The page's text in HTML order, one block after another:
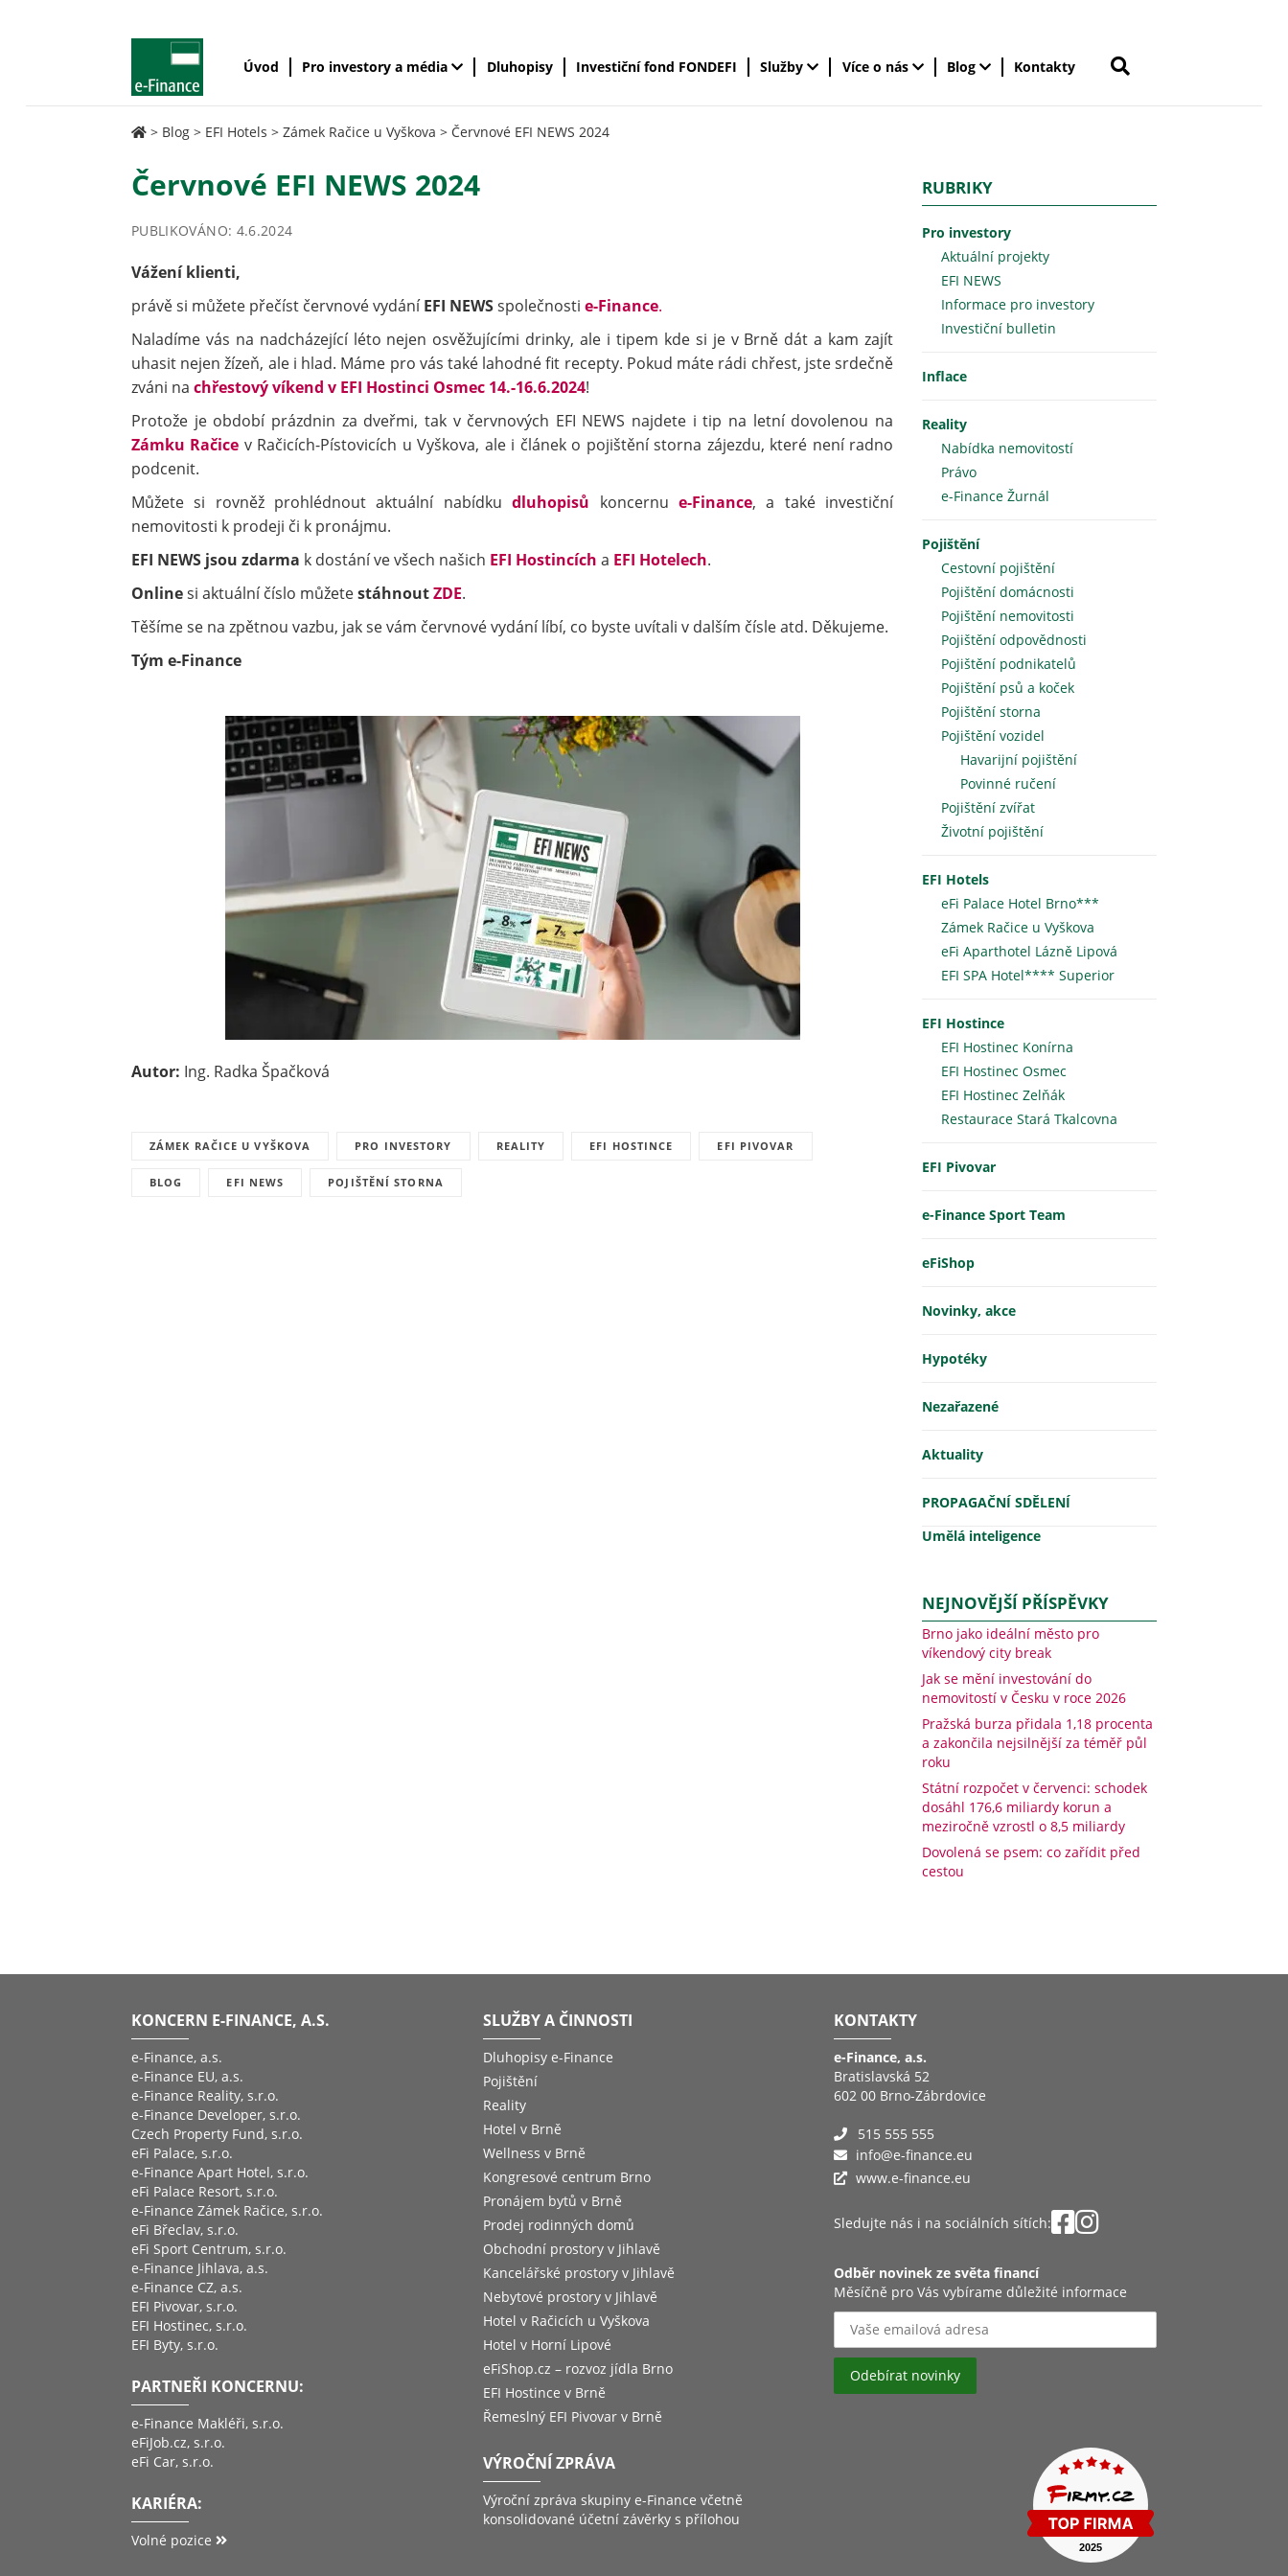
Úvod Pro investory a média Dluhopisy Investiční fond FONDEFI Služby Více o nás Blog Kontakty
> Blog > EFI Hotels > Zámek Račice u Vyškova > Červnové EFI NEWS 2024
Červnové EFI NEWS 2024
PUBLIKOVÁNO: 4.6.2024
Vážení klienti,
právě si můžete přečíst červnové vydáníEFI NEWSspolečnosti e-Finance.
Naladíme vás na nadcházející léto nejen osvěžujícími drinky, ale i tipem kde si je v Brně dát a kam zajít
uhasit nejen žízeň, ale i hlad. Máme pro vás také lahodné fit recepty. Pokud máte rádi chřest, jste srdečně
zváni na chřestový víkend v EFI Hostinci Osmec 14.-16.6.2024!
Protože je období prázdnin za dveřmi, tak v červnových EFI NEWS najdete i tip na letní dovolenou na
Zámku Račice v Račicích-Pístovicích u Vyškova, ale i článek o pojištění storna zájezdu, které není radno
podcenit.
Můžete si rovněž prohlédnout aktuální nabídkudluhopisů koncernu e-Finance, a také investiční
nemovitosti k prodeji či k pronájmu.
EFI NEWS jsou zdarma k dostání ve všech našich EFI Hostincích a EFI Hotelech.
Onlinesi aktuální číslo můžetestáhnoutZDE.
Těšíme se na zpětnou vazbu, jak se vám červnové vydání líbí, co byste uvítali v dalším čísle atd. Děkujeme.
Tým e-Finance
Autor: Ing. Radka Špačková
ZÁMEK RAČICE U VYŠKOVA PRO INVESTORY REALITY EFI HOSTINCE EFI PIVOVAR
BLOG EFI NEWS POJIŠTĚNÍ STORNA
RUBRIKY
Pro investory
Aktuální projekty
EFI NEWS
Informace pro investory
Investiční bulletin
Inflace
Reality
Nabídka nemovitostí
Právo
e-Finance Žurnál
Pojištění
Cestovní pojištění
Pojištění domácnosti
Pojištění nemovitosti
Pojištění odpovědnosti
Pojištění podnikatelů
Pojištění psů a koček
Pojištění storna
Pojištění vozidel
Havarijní pojištění
Povinné ručení
Pojištění zvířat
Životní pojištění
EFI Hotels
eFi Palace Hotel Brno***
Zámek Račice u Vyškova
eFi Aparthotel Lázně Lipová
EFI SPA Hotel**** Superior
EFI Hostince
EFI Hostinec Konírna
EFI Hostinec Osmec
EFI Hostinec Zelňák
Restaurace Stará Tkalcovna
EFI Pivovar
e-Finance Sport Team
eFiShop
Novinky, akce
Hypotéky
Nezařazené
Aktuality
PROPAGAČNÍ SDĚLENÍ
Umělá inteligence
NEJNOVĚJŠÍ PŘÍSPĚVKY
Brno jako ideální město pro
víkendový city break
Jak se mění investování do
nemovitostí v Česku v roce 2026
Pražská burza přidala 1,18 procenta
a zakončila nejsilnější za téměř půl
roku
Státní rozpočet v červenci: schodek
dosáhl 176,6 miliardy korun a
meziročně vzrostl o 8,5 miliardy
Dovolená se psem: co zařídit před
cestou
KONCERN E-FINANCE, A.S.
e-Finance, a.s.
e-Finance EU, a.s.
e-Finance Reality, s.r.o.
e-Finance Developer, s.r.o.
Czech Property Fund, s.r.o.
eFi Palace, s.r.o.
e-Finance Apart Hotel, s.r.o.
eFi Palace Resort, s.r.o.
e-Finance Zámek Račice, s.r.o.
eFi Břeclav, s.r.o.
eFi Sport Centrum, s.r.o.
e-Finance Jihlava, a.s.
e-Finance CZ, a.s.
EFI Pivovar, s.r.o.
EFI Hostinec, s.r.o.
EFI Byty, s.r.o.
PARTNEŘI KONCERNU:
e-Finance Makléři, s.r.o.
eFiJob.cz, s.r.o.
eFi Car, s.r.o.
KARIÉRA:
Volné pozice
SLUŽBY A ČINNOSTI
Dluhopisy e-Finance
Pojištění
Reality
Hotel v Brně
Wellness v Brně
Kongresové centrum Brno
Pronájem bytů v Brně
Prodej rodinných domů
Obchodní prostory v Jihlavě
Kancelářské prostory v Jihlavě
Nebytové prostory v Jihlavě
Hotel v Račicích u Vyškova
Hotel v Horní Lipové
eFiShop.cz – rozvoz jídla Brno
EFI Hostince v Brně
Řemeslný EFI Pivovar v Brně
VÝROČNÍ ZPRÁVA
Výroční zpráva skupiny e-Finance včetně
konsolidované účetní závěrky s přílohou
KONTAKTY
e-Finance, a.s.
Bratislavská 52
602 00 Brno-Zábrdovice
515 555 555
info@e-finance.eu
www.e-finance.eu
Sledujte nás i na sociálních sítích:
Odběr novinek ze světa financí
Měsíčně pro Vás vybírame důležité informace